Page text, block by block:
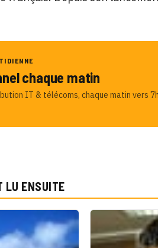
chaque matin
IT & télécoms, chaque matin vers 7h
LU ENSUITE